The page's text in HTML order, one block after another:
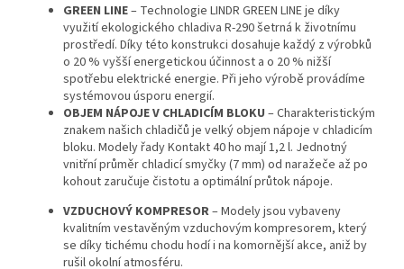
GREEN LINE– Technologie LINDR GREEN LINE je díky
využití ekologického chladiva R-290 šetrná k životnímu
prostředí. Díky této konstrukci dosahuje každý z výrobků
o 20 % vyšší energetickou účinnost a o 20 % nižší
spotřebu elektrické energie. Při jeho výrobě provádíme
systémovou úsporu energií.
OBJEM NÁPOJE V CHLADICÍM BLOKU – Charakteristickým
znakem našich chladičů je velký objem nápoje v chladicím
bloku. Modely řady Kontakt 40 ho mají 1,2 l. Jednotný
vnitřní průměr chladicí smyčky (7 mm) od naražeče až po
kohout zaručuje čistotu a optimální průtok nápoje.
VZDUCHOVÝ KOMPRESOR– Modely jsou vybaveny
kvalitním vestavěným vzduchovým kompresorem, který
se díky tichému chodu hodí i na komornější akce, aniž by
rušil okolní atmosféru.